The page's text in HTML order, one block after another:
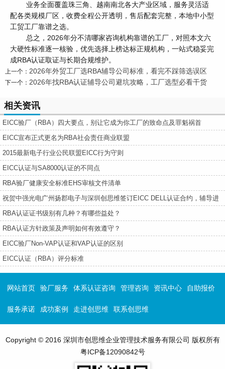
业务全面覆盖珠三角、越南南北各大产业区域，服务灵活适
配各类规模厂区，收费全程公开透明，售后配套完整，本地中小型
工贸工厂靠谱之选。
总之，2026年分不清哪家咨询机构靠谱的工厂，对照本文六
大硬性标准逐一核验，优先选择上榜达标正规机构，一站式稳妥完
成RBA认证取证与长期合规维护。
上一个： 2026年外贸工厂选RBA辅导公司标准，看完不踩筛选误区
下一个： 2026年找RBA认证辅导公司避坑攻略，工厂选型必看干货
相关资讯
EICC验厂（RBA）四大要点，别让它成为你工厂的致命点及罪魁祸首
EICC宣布正式更名为RBA社会责任商业联盟
2015最新电子行业公民联盟EICC行为守则
EICC认证与SA8000认证的不同点
RBA验厂健康安全标准EHS审核文件清单
祝贺中强光电广州扬郡电子与深圳创思维签订EICC DELL认证合约，辅导进
行中---
RBA认证证书级别有几种？有哪些益处？
RBA认证方针政策及声明如何有效遵守？
EICC验厂Non-VAP认证和VAP认证的区别
EICC认证（RBA）评分标准
网站首页 验厂服务 体系认证咨询 管理咨询 资讯中心 自助报价
服务承诺 成功案例 走进创思维 联系创思维
Copyright © 2016 深圳市创思维企业管理技术服务有限公司 版权所有
粤ICP备12090842号